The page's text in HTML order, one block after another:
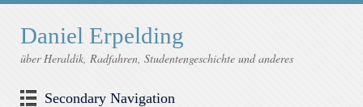
Daniel Erpelding
über Heraldik, Radfahren, Studentengeschichte und anderes
Secondary Navigation